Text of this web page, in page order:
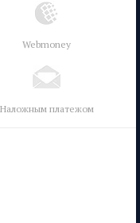
Webmoney
Наложным платежом